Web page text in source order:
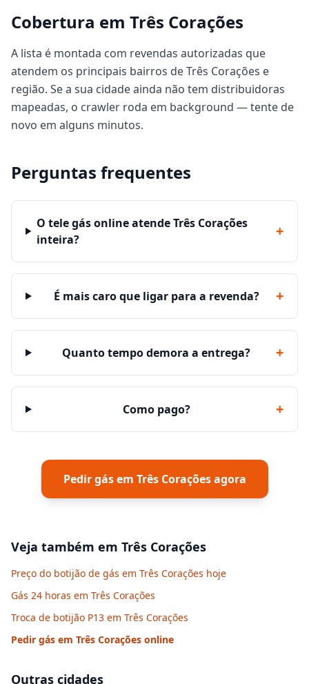
Cobertura em Três Corações
A lista é montada com revendas autorizadas que
atendem os principais bairros de Três Corações e
região. Se a sua cidade ainda não tem distribuidoras
mapeadas, o crawler roda em background — tente de
novo em alguns minutos.
Perguntas frequentes
O tele gás online atende Três Corações
inteira?
+
É mais caro que ligar para a revenda? +
Quanto tempo demora a entrega? +
Como pago? +
Pedir gás em Três Coraçõesagora
Veja também em Três Corações
Preço do botijão de gás em Três Corações hoje
Gás 24 horas em Três Corações
Troca de botijão P13 em Três Corações
Pedir gás em Três Corações online
Outras cidades